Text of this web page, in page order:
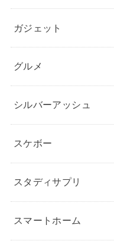
ガジェット
グルメ
シルバーアッシュ
スケボー
スタディサプリ
スマートホーム